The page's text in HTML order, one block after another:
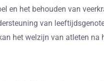
het behouden van
van
het welzijn van atleten na